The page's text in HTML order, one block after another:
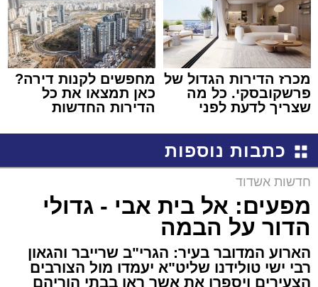
מכרז הדירות הגדול של
פרשקובסקי. כל מה
שצריך לדעת לפני
באשדוד
מחפשים לקנות דירה?
כאן תמצאו את כל
הדירות החדשות
כתבות נוספות
חדשות אשדוד
מפעים: אל בית אבי - גדולי
הדור על הבמה
הארוע המדובר בעיר: הגרי"ב שרייבר והגאון
רבי ישי טולידנו שליט"א יעמדו מול הצורבים
הצעירים ויספרו את אשר ראו בבתי הוריהם